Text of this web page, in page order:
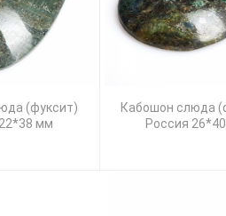
(фуксит)
мм
Кабошон слюда
Россия